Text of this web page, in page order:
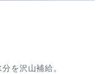
を沢山補給。